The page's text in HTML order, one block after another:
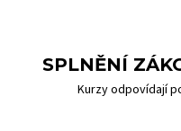
SPLNĚNÍ
Kurzy odpovídají